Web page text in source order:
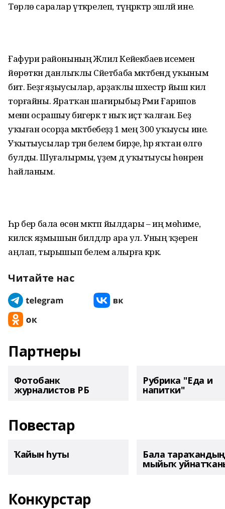
Төрлө саралар үткәрелеп, түңәрәктәр эшләй ине.
Ғафури районының Жәлил Кейекбаев исемен
йөрөткән данлыҡлы Сәйетбаба мәктәбендә уҡыным
бит. Беҙгә яҙыусылар, арҙаҡлы шәхестәр йыш килә
торғайны. Яратҡан шағирыбыҙ Рәми Ғарипов
менән осрашыу бигерәк тә ныҡ иҫтә ҡалған. Беҙ
уҡыған осорҙа мәктәбебеҙҙә 1 мең 300 уҡыусы ине.
Уҡытыусылар тәрән белем бирҙе, һәр яҡтан өлгө
булды. Шуғалырмы, үҙем дә уҡытыусы һөнәрен
һайланым.
Һәр бер бала өсөн мәктәп йылдары – иң мөһиме,
киләсәк яҙмышын билдәләр ара ул. Уның ҡәҙерен
аңлап, тырышып белем алырға кәрәк.
Читайте нас
Партнеры
Фотобанк
журналистов РБ
Рубрика "Еда и
напитки"
Повестар
Ҡайын һуты Бала тараҡандың
мыйыҡ
Конкурстар